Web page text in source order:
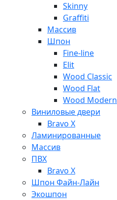
Skinny
Graffiti
Массив
Шпон
Fine-line
Elit
Wood Classic
Wood Flat
Wood Modern
Виниловые двери
Bravo X
Ламинированные
Массив
ПВХ
Bravo X
Шпон Файн-Лайн
Экошпон